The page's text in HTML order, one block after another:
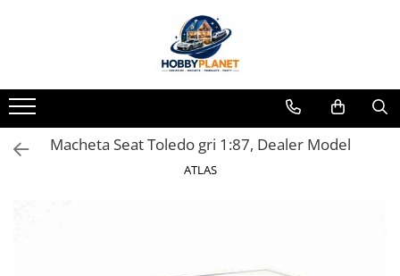
MINIATURI CASUTE PAPUSI
Accesorii miniaturale
Accesorii miniaturale diverse
Macheta Seat Toledo gri 1:87, Dealer Model
ATLAS